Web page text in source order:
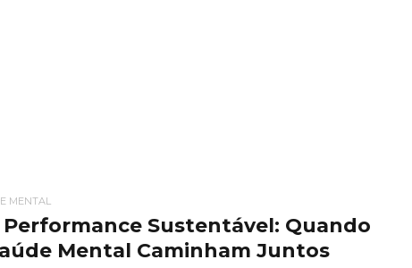
MENTAL
Sustentável: Quando
Mental Caminham Juntos